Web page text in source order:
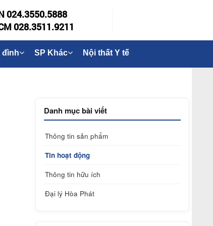
024.3550.5888
028.3511.9211
đình SP Khác Nội thất Y tế
Danh mục bài viết
Thông tin sản phẩm
Tin hoạt động
Thông tin hữu ích
Đại lý Hòa Phát